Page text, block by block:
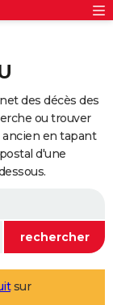
des décès des
ou trouver
ancien en tapant
d'une
sur